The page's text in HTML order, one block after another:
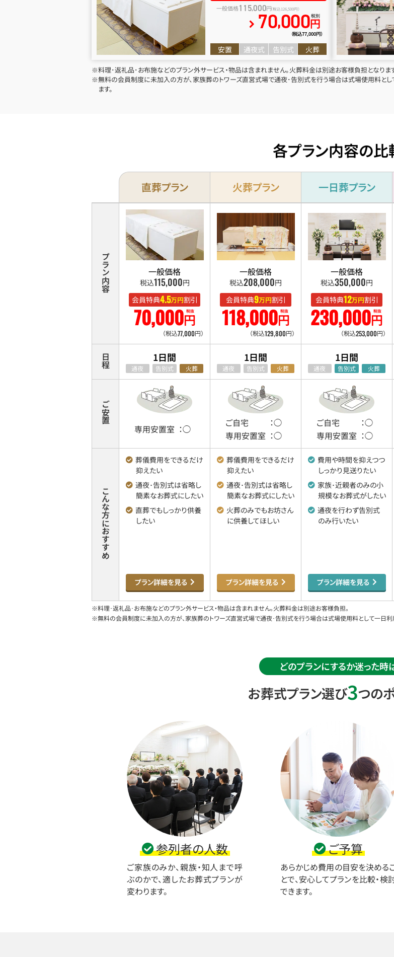
一般価格115,000円（税込126,500円）
70,000円
税別
（税込77,000円）
安置 通夜式 告別式 火葬
※料理･返礼品･お布施などのプラン外サービス・物品は含まれません。火葬料金は別途お客様負担となります
※無料の会員制度に未加入の方が、家族葬のトワーズ直営式場で通夜･告別式を行う場合は式場使用料と
ます。
各プラン内容の比
格・
お
め
直葬プラン 火葬プラン 一日葬プラン
プラン内容 一般価格
税込115,000円
会員特典4.5万円割引
70,000円
税抜
（税込77,000円）
一般価格
税込208,000円
会員特典9万円割引
118,000円
税抜
（税込129,800円）
一般価格
税込350,000円
会員特典12万円割引
230,000円
税抜
（税込253,000円）
日程 1日間
通夜 告別式 火葬
1日間
通夜 告別式 火葬
1日間
通夜 告別式 火葬
ご安置
専用安置室 ：◯
ご自宅
：◯
専用安置室 ：◯
ご自宅
：◯
専用安置室 ：◯
こんな方におすすめ
葬儀費用をできるだけ
抑えたい
通夜･告別式は省略し
簡素なお葬式にしたい
直葬でもしっかり供養
したい
プラン詳細を見る
葬儀費用をできるだけ
抑えたい
通夜･告別式は省略し
簡素なお葬式にしたい
火葬のみでもお坊さん
に供養してほしい
プラン詳細を見る
費用や時間を抑えつつ
しっかり見送りたい
家族･近親者のみの小
規模なお葬式がしたい
通夜を行わず告別式
のみ行いたい
プラン詳細を見る
※料理･返礼品･お布施などのプラン外サービス・物品は含まれません。火葬料金は別途お客様負担。
※無料の会員制度に未加入の方が、家族葬のトワーズ直営式場で通夜･告別式を行う場合は式場使用料として一日
どのプランにするか迷った時
お葬式プラン選び3つの
参列者の人数
ご家族のみか、親族・知人まで呼
ぶのかで、適したお葬式プランが
変わります。
ご予算
あらかじめ費用の目安を決める
とで、安心してプランを比較・検
できます。